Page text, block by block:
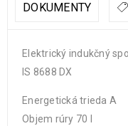
DOKUMENTY
Elektrický indukčný
IS 8688 DX
Energetická trieda A
Objem rúry 70 l